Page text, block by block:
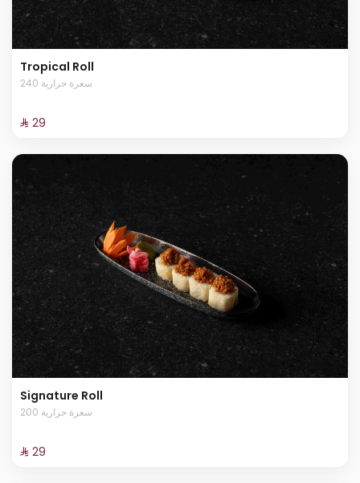
Tropical Roll
240 سعرة حرارية
⁨⁦‪‬ 29⁩
Signature Roll
200 سعرة حرارية
⁨⁦‪‬ 29⁩